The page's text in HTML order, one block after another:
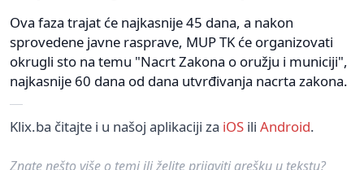
Ova faza trajat će najkasnije 45 dana, a nakon
sprovedene javne rasprave, MUP TK će organizovati
okrugli sto na temu "Nacrt Zakona o oružju i municiji",
najkasnije 60 dana od dana utvrđivanja nacrta zakona.
Klix.ba čitajte i u našoj aplikaciji za iOS ili Android.
Znate nešto više o temi ili želite prijaviti grešku u tekstu?